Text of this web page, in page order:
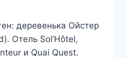
деревенька Ойстер
Отель Sol’Hôtel,
и Quai Quest.